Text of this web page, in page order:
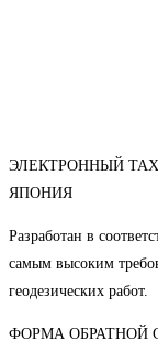
ЭЛЕКТРОННЫЙ
ЯПОНИЯ
Разработан в
самым высоким
геодезических работ.
ФОРМА ОБРАТНОЙ